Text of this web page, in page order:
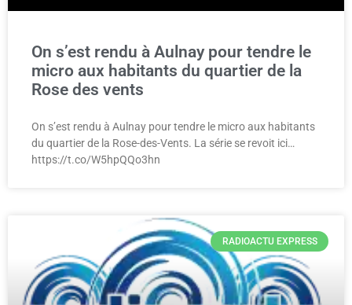
On s’est rendu à Aulnay pour tendre le
micro aux habitants du quartier de la
Rose des vents
On s’est rendu à Aulnay pour tendre le micro aux habitants
du quartier de la Rose-des-Vents. La série se revoit ici…
https://t.co/W5hpQQo3hn
RADIOACTU EXPRESS